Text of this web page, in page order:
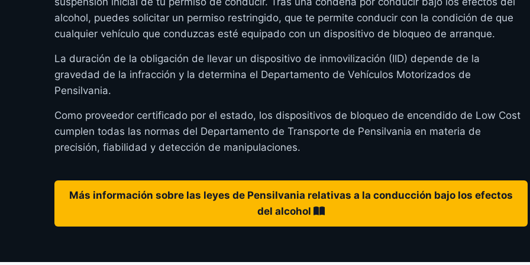
alcohol, puedes solicitar un permiso restringido, que te permite conducir con la condición de que
cualquier vehículo que conduzcas esté equipado con un dispositivo de bloqueo de arranque.
La duración de la obligación de llevar un dispositivo de inmovilización (IID) depende de la
gravedad de la infracción y la determina el Departamento de Vehículos Motorizados de
Pensilvania.
Como proveedor certificado por el estado, los dispositivos de bloqueo de encendido de Low Cost
cumplen todas las normas del Departamento de Transporte de Pensilvania en materia de
precisión, fiabilidad y detección de manipulaciones.
Más información sobre las leyes de Pensilvania relativas a la conducción bajo los efectos
del alcohol